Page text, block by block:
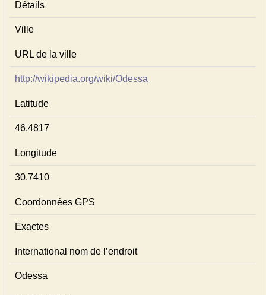
Détails
Ville
URL de la ville
http://wikipedia.org/wiki/Odessa
Latitude
46.4817
Longitude
30.7410
Coordonnées GPS
Exactes
International nom de l’endroit
Odessa